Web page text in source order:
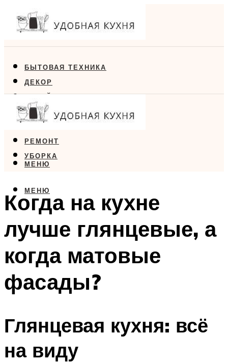
БЫТОВАЯ ТЕХНИКА
ДЕКОР
ДИЗАЙН
ЕДА
РЕМОНТ
УБОРКА
МЕНЮ
МЕНЮ
Когда на кухне
лучше глянцевые, а
когда матовые
фасады?
Глянцевая кухня: всё
на виду